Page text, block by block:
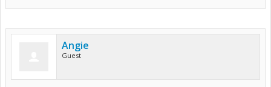
Angie
Guest